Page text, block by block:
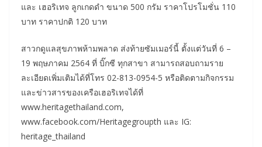
และ เฮอริเทจ ลูกเกดดำ ขนาด 500 กรัม ราคาโปรโมชั่น 110
บาท ราคาปกติ 120 บาท
สาวกดูแลสุขภาพห้ามพลาด ส่งท้ายซัมเมอร์นี้ ตั้งแต่วันที่ 6 –
19 พฤษภาคม 2564 ที่ บิ๊กซี ทุกสาขา สามารถสอบถามราย
ละเอียดเพิ่มเติมได้ที่โทร 02-813-0954-5 หรือติดตามกิจกรรม
และข่าวสารของเครือเฮอริเทจได้ที่
www.heritagethailand.com,
www.facebook.com/Heritagegroupth และ IG:
heritage_thailand